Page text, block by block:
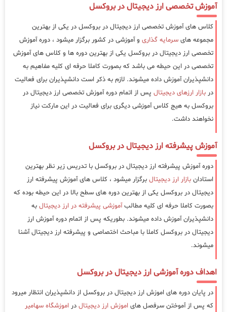
آموزش تخصصی ارز دیجیتال در بروکسل
کلاس های آموزش تخصصی ارز دیجیتال در بروکسل در یکی از بهترین
مجموعه های سرمایه گذاری و آموزشی در کشور برگزار میشود ، دوره آموزش
تخصصی ارز دیجیتال در بروکسل یکی از بهترین دوره ها و کلاس های آموزش
تخصصی در این حیطه می باشد که بصورت کاملا حرفه ای کلیه مفاهیم به
دانشپذیران آموزش داده میشوند. لازم به ذکر است دانشپذیران برای فعالیت
در بازار ارزهای دیجیتال پس از اتمام دوره آموزش تخصصی ارز دیجیتال در
بروکسل به هیج کلاس آموزشی دیگری برای فعالیت در این مارکت نیاز
نخواهند داشت.
آموزش پیشرفته ارز دیجیتال در بروکسل
دوره آموزش پیشرفته ارز دیجیتال در بروکسل با تدریس زیر نظر بهترین
استادان بازار ارز دیجیتال برگزار میشود ، کلاس های آموزش پیشرفته ارز
دیجیتال در بروکسل یکی از بهترین دوره های سطح بالا در این حیطه بوده که
بصورت کاملا حرفه ای کلیه مطالبآموزشی پیشرفته در ارز دیجیتال به
دانشپذیران آموزش داده میشوند. بطوریکه پس از اتمام دوره آموزش ارز
دیجیتال در بروکسل کاملا با مباحث اختصاصی و پیشرفته ارز دیجیتال آشنا
میشوند.
اهداف دوره آموزشی ارز دیجیتال در بروکسل
در پایان دوره های اموزش ارز دیجیتال در بروکسل از دانشپذیران انتظار میرود
که پس از آموختن سرفصل های اموزش ارز دیجیتال در اموزشگاه سهامیر